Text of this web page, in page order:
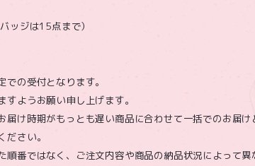
ッジは15点まで）
での受付となります。
ようお願い申し上げます。
届け時期がもっとも遅い商品に合わせて一括でのお届
さい。
順番ではなく、ご注文内容や商品の納品状況によって